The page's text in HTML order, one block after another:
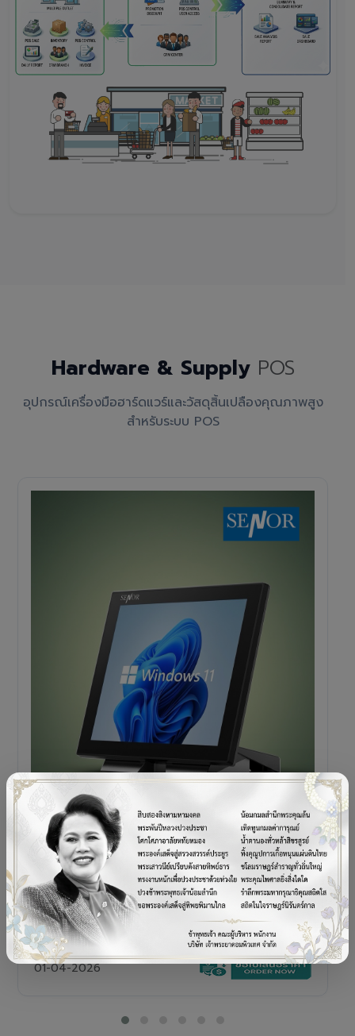
Hardware & Supply POS
อุปกรณ์เครื่องมือฮาร์ดแวร์และวัสดุสิ้นเปลืองคุณภาพสูง
สำหรับระบบ POS
POS TERMINAL
SENOR V+5s
เครื่อง POS All-in-One Touch Screen ดีไซน์พรีเมียม
01-04-2026